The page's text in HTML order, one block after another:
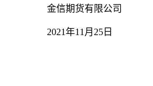
公司
25日